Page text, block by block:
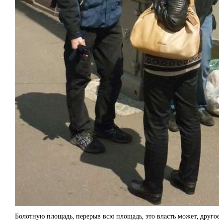
Болотную площадь, перерыв всю площадь, это власть может,